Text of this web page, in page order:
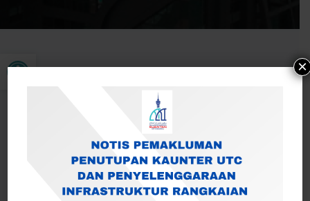
Buka bar alat
Jadual Pamer Buka Sebutharga Membina Baru Tandas
Awam Serta Kerja Berkaitan Di Pusat Rekreasi Balok –
MBK/W/SH : 113/2025
×